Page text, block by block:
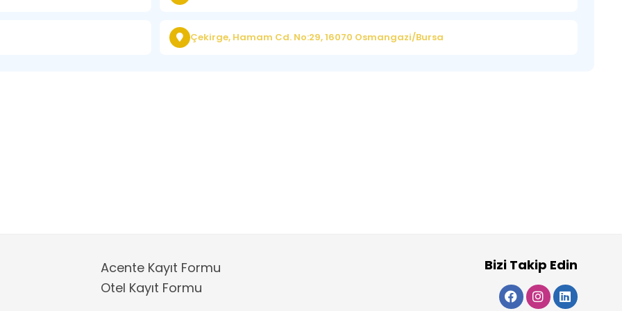
Çekirge, Hamam Cd. No:29, 16070 Osmangazi/Bursa
Acente Kayıt Formu
Otel Kayıt Formu
Bizi Takip Edin